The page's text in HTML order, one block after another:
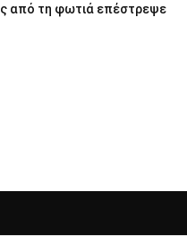
από τη φωτιά επέστρεψε